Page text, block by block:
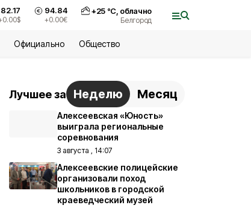
82.17
$
94.84
+0.00€
+25°С, облачно
Белгород
Официально Общество
Лучшее за Неделю Месяц
Алексеевская «Юность»
выиграла региональные
соревнования
3 августа , 14:07
Алексеевские полицейские
организовали поход
школьников в городской
краеведческий музей